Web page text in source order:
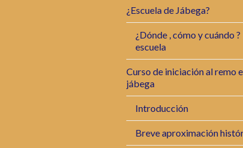
¿Escuela de Jábega?
¿Dónde , cómo y cuándo
escuela
Curso de iniciación al remo
jábega
Introducción
Breve aproximación